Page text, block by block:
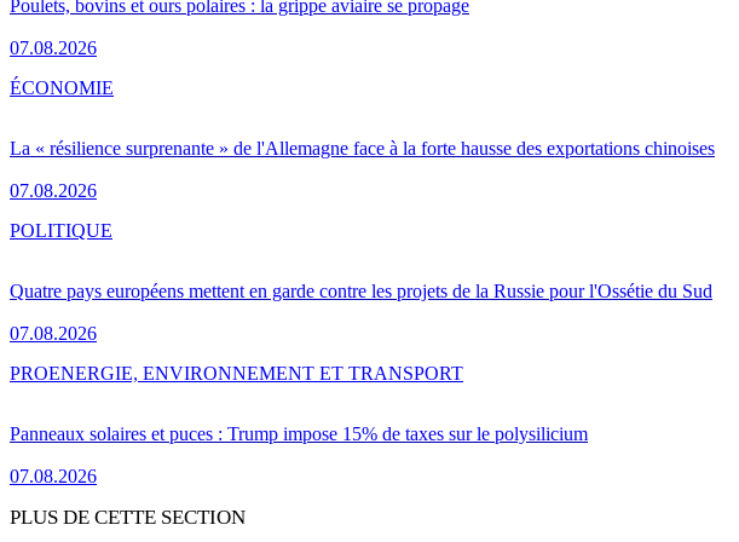
Poulets, bovins et ours polaires : la grippe aviaire se propage
07.08.2026
La « résilience surprenante » de l'Allemagne face à la forte hausse des exportations chinoises
07.08.2026
ÉCONOMIE
Quatre pays européens mettent en garde contre les projets de la Russie pour l'Ossétie du Sud
07.08.2026
POLITIQUE
Panneaux solaires et puces : Trump impose 15% de taxes sur le polysilicium
07.08.2026
PROENERGIE, ENVIRONNEMENT ET TRANSPORT
PLUS DE CETTE SECTION